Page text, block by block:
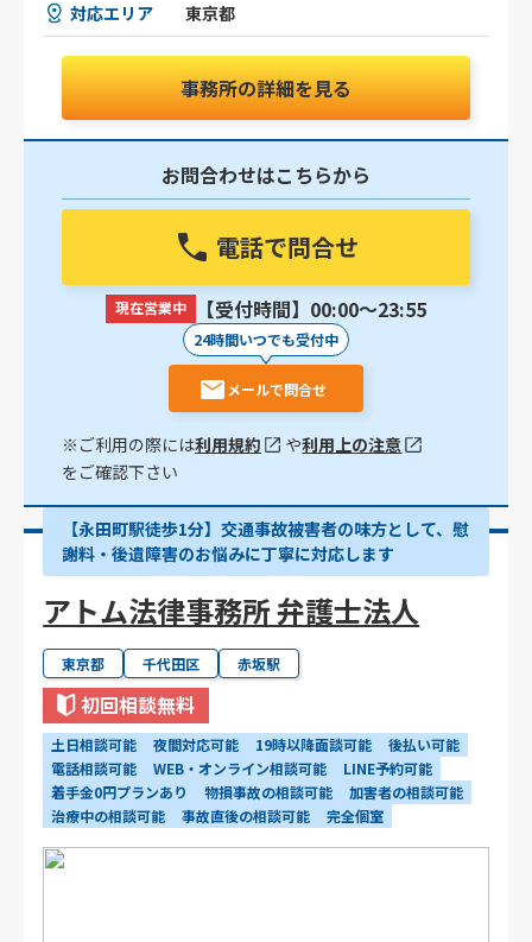
対応エリア 東京都
事務所の詳細を見る
お問合わせはこちらから
電話で問合せ
現在営業中 【受付時間】00:00〜23:55
24時間いつでも受付中
メールで問合せ
※ご利用の際には利用規約 や利用上の注意
をご確認下さい
【永田町駅徒歩1分】交通事故被害者の味方として、慰
謝料・後遺障害のお悩みに丁寧に対応します
アトム法律事務所 弁護士法人
東京都 千代田区 赤坂駅
初回相談無料
土日相談可能 夜間対応可能 19時以降面談可能
後払い可能
電話相談可能
WEB・オンライン相談可能
LINE予約可能
着手金0円プランあり
物損事故の相談可能
加害者の相談可能
治療中の相談可能
事故直後の相談可能 完全個室